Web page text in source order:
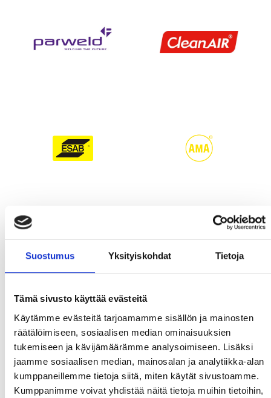
Suostumus Yksityiskohdat Tietoja
Tämä sivusto käyttää evästeitä
Käytämme evästeitä tarjoamamme sisällön ja mainosten
räätälöimiseen, sosiaalisen median ominaisuuksien
tukemiseen ja kävijämäärämme analysoimiseen. Lisäksi
jaamme sosiaalisen median, mainosalan ja analytiikka-alan
kumppaneillemme tietoja siitä, miten käytät sivustoamme.
Kumppanimme voivat yhdistää näitä tietoja muihin tietoihin,